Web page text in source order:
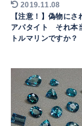
2019.11.08
【注意！】偽物にさ
アパタイト それ本
トルマリンですか？